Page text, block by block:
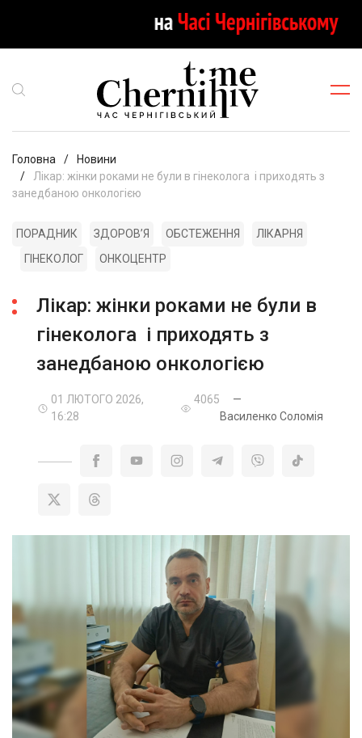
Головна
Новини
Лікар: жінки роками не були в гінеколога і приходять з
занедбаною онкологією
ПОРАДНИК ЗДОРОВʼЯ ОБСТЕЖЕННЯ
ЛІКАРНЯ
ГІНЕКОЛОГ
ОНКОЦЕНТР
Лікар: жінки роками не були в
гінеколога і приходять з
занедбаною онкологією
01 ЛЮТОГО 2026,
16:28
4065
—
Василенко Соломія